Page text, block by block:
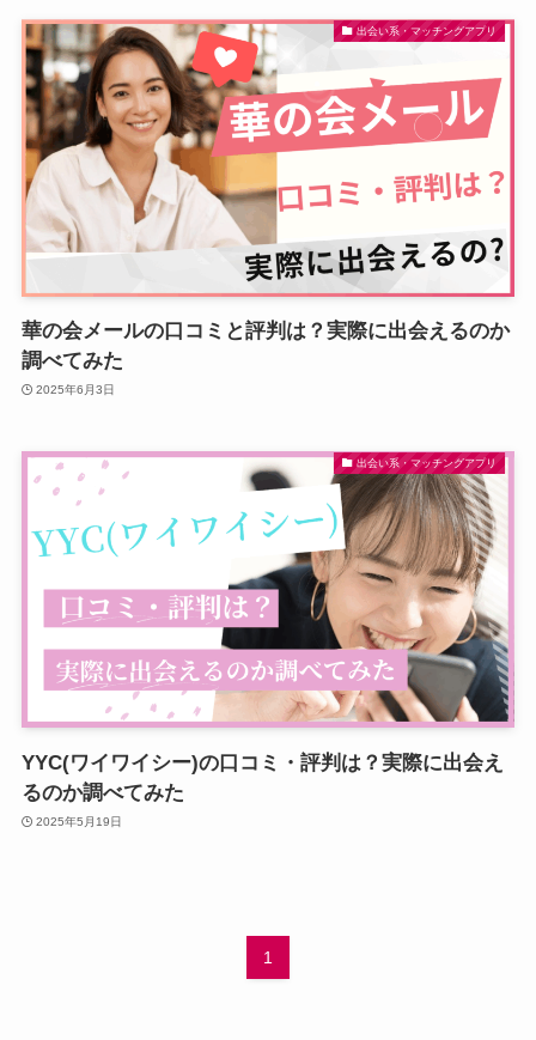
出会い系・マッチングアプリ
華の会メールの口コミと評判は？実際に出会えるのか
調べてみた
2025年6月3日
出会い系・マッチングアプリ
YYC(ワイワイシー)の口コミ・評判は？実際に出会え
るのか調べてみた
2025年5月19日
1